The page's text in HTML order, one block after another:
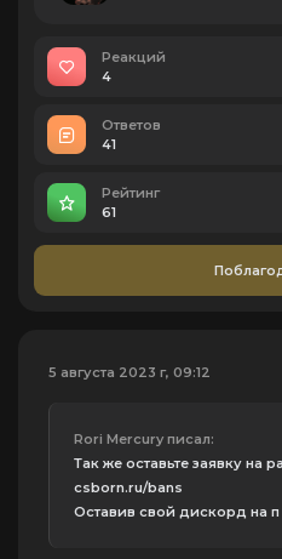
Реакций
4
Ответов
41
Рейтинг
61
5 августа 2023 г, 09:12
Rori Mercury писал:
Так же оставьте заявку на
csborn.ru/bans
Оставив свой дискорд на п